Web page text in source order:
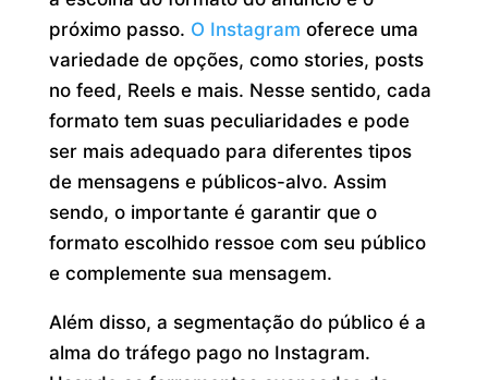
próximo passo. O Instagram oferece uma
variedade de opções, como stories, posts
no feed, Reels e mais. Nesse sentido, cada
formato tem suas peculiaridades e pode
ser mais adequado para diferentes tipos
de mensagens e públicos-alvo. Assim
sendo, o importante é garantir que o
formato escolhido ressoe com seu público
e complemente sua mensagem.
Além disso, a segmentação do público é a
alma do tráfego pago no Instagram.